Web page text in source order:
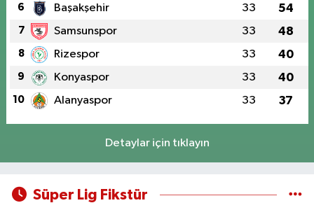
6 Başakşehir 33 54
7 Samsunspor 33 48
8 Rizespor 33 40
9 Konyaspor 33 40
10 Alanyaspor 33 37
Detaylar için tıklayın
Süper Lig Fikstür